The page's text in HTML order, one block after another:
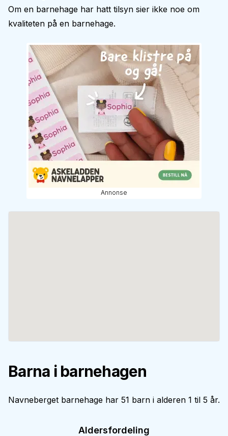
Om en barnehage har hatt tilsyn sier ikke noe om
kvaliteten på en barnehage.
Annonse
Barna i barnehagen
Navneberget barnehage har 51 barn i alderen 1 til 5 år.
Aldersfordeling